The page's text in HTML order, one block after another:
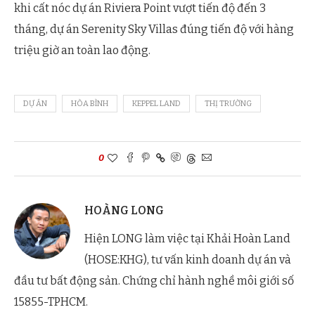
khi cất nóc dự án Riviera Point vượt tiến độ đến 3
tháng, dự án Serenity Sky Villas đúng tiến độ với hàng
triệu giờ an toàn lao động.
DỰ ÁN HÒA BÌNH KEPPEL LAND THỊ TRƯỜNG
0
HOÀNG LONG
Hiện LONG làm việc tại Khải Hoàn Land
(HOSE:KHG), tư vấn kinh doanh dự án và
đầu tư bất động sản. Chứng chỉ hành nghề môi giới số
15855-TPHCM.